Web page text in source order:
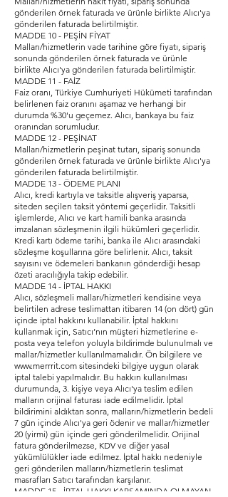
gönderilen örnek faturada ve ürünle birlikte Alıcı'ya
gönderilen faturada belirtilmiştir.
MADDE 10 - PEŞİN FİYAT
Malları/hizmetlerin vade tarihine göre fiyatı, sipariş
sonunda gönderilen örnek faturada ve ürünle
birlikte Alıcı'ya gönderilen faturada belirtilmiştir.
MADDE 11 - FAİZ
Faiz oranı, Türkiye Cumhuriyeti Hükümeti tarafından
belirlenen faiz oranını aşamaz ve herhangi bir
durumda %30'u geçemez. Alıcı, bankaya bu faiz
oranından sorumludur.
MADDE 12 - PEŞİNAT
Malları/hizmetlerin peşinat tutarı, sipariş sonunda
gönderilen örnek faturada ve ürünle birlikte Alıcı'ya
gönderilen faturada belirtilmiştir.
MADDE 13 - ÖDEME PLANI
Alıcı, kredi kartıyla ve taksitle alışveriş yaparsa,
siteden seçilen taksit yöntemi geçerlidir. Taksitli
işlemlerde, Alıcı ve kart hamili banka arasında
imzalanan sözleşmenin ilgili hükümleri geçerlidir.
Kredi kartı ödeme tarihi, banka ile Alıcı arasındaki
sözleşme koşullarına göre belirlenir. Alıcı, taksit
sayısını ve ödemeleri bankanın gönderdiği hesap
özeti aracılığıyla takip edebilir.
MADDE 14 - İPTAL HAKKI
Alıcı, sözleşmeli malları/hizmetleri kendisine veya
belirtilen adrese teslimattan itibaren 14 (on dört) gün
içinde iptal hakkını kullanabilir. İptal hakkını
kullanmak için, Satıcı’nın müşteri hizmetlerine e-
posta veya telefon yoluyla bildirimde bulunulmalı ve
mallar/hizmetler kullanılmamalıdır. Ön bilgilere ve
www.merrrit.com sitesindeki bilgiye uygun olarak
iptal talebi yapılmalıdır. Bu hakkın kullanılması
durumunda, 3. kişiye veya Alıcı'ya teslim edilen
malların orijinal faturası iade edilmelidir. İptal
bildirimini aldıktan sonra, malların/hizmetlerin bedeli
7 gün içinde Alıcı'ya geri ödenir ve mallar/hizmetler
20 (yirmi) gün içinde geri gönderilmelidir. Orijinal
fatura gönderilmezse, KDV ve diğer yasal
yükümlülükler iade edilmez. İptal hakkı nedeniyle
geri gönderilen malların/hizmetlerin teslimat
masrafları Satıcı tarafından karşılanır.
MADDE 15 - İPTAL HAKKI KAPSAMINDA OLMAYAN